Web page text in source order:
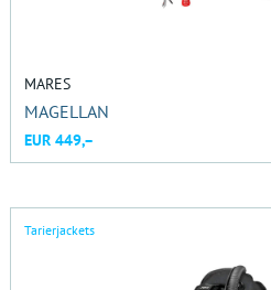
MARES
MAGELLAN
EUR 449,–
Tarierjackets